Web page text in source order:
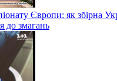
Європи: як збірна
до змагань